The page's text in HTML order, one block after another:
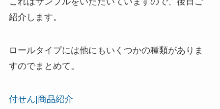
紹介します。
ロールタイプには他にもいくつかの種類がありま
すのでまとめて。
付せん|商品紹介